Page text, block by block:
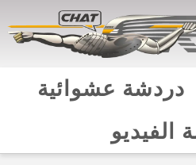
دردشة عشوائية
الفيديو